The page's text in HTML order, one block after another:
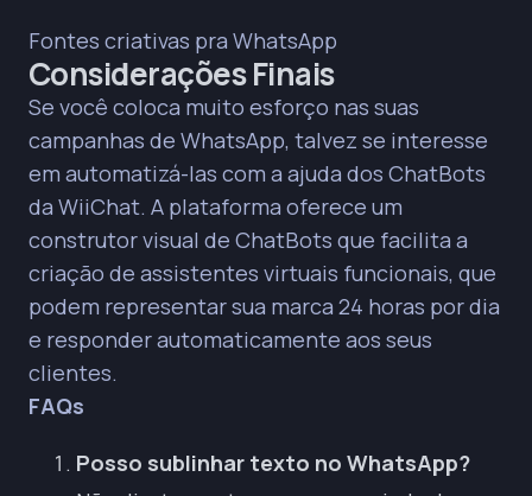
Fontes criativas pra WhatsApp
Considerações Finais
Se você coloca muito esforço nas suas
campanhas de WhatsApp, talvez se interesse
em automatizá-las com a ajuda dos ChatBots
da WiiChat. A plataforma oferece um
construtor visual de ChatBots que facilita a
criação de assistentes virtuais funcionais, que
podem representar sua marca 24 horas por dia
e responder automaticamente aos seus
clientes.
FAQs
Posso sublinhar texto no WhatsApp?